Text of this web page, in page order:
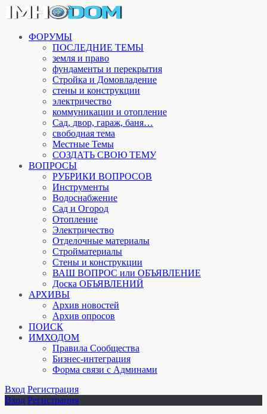
ФОРУМЫ
ПОСЛЕДНИЕ ТЕМЫ
земля и право
фундаменты и перекрытия
Стройка и Домовладение
стены и конструкции
электричество
коммуникации и отопление
Cад, двор, гараж, баня…
свободная тема
Местные Темы
СОЗДАТЬ СВОЮ ТЕМУ
ВОПРОСЫ
РУБРИКИ ВОПРОСОВ
Инструменты
Водоснабжение
Сад и Огород
Отопление
Электричество
Отделочные материалы
Стройматериалы
Стены и конструкции
ВАШ ВОПРОС или ОБЪЯВЛЕНИЕ
Доска ОБЪЯВЛЕНИЙ
АРХИВЫ
Архив новостей
Архив опросов
ПОИСК
ИМХОДОМ
Правила Сообщества
Бизнес-интеграция
Форма связи с Админами
Вход Регистрация
Вход Регистрация